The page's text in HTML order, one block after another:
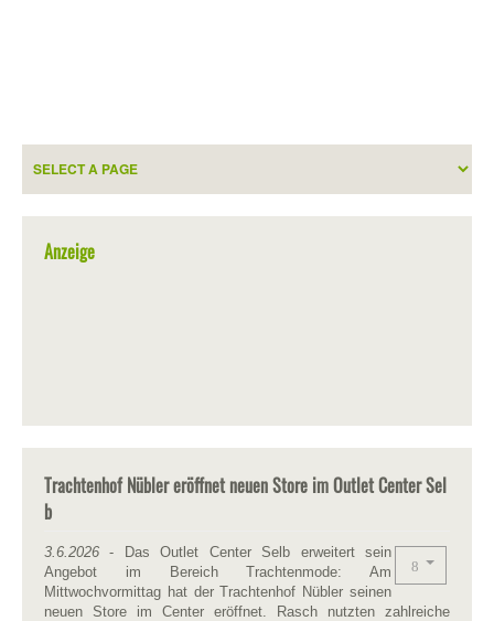
Anzeige
Trachtenhof Nübler eröffnet neuen Store im Outlet Center Sel
b
3.6.2026 - Das Outlet Center Selb erweitert sein
Angebot im Bereich Trachtenmode: Am
Mittwochvormittag hat der Trachtenhof Nübler seinen
neuen Store im Center eröffnet. Rasch nutzten zahlreiche